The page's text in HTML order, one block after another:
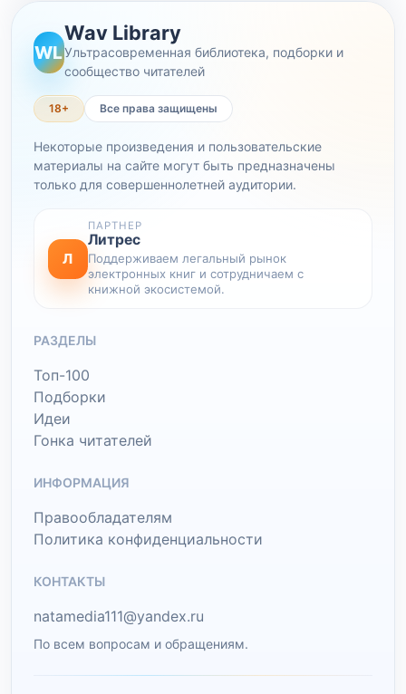
WL
Wav Library
Ультрасовременная библиотека, подборки и
сообщество читателей
18+ Все права защищены
Некоторые произведения и пользовательские
материалы на сайте могут быть предназначены
только для совершеннолетней аудитории.
Л
ПАРТНЕР
Литрес
Поддерживаем легальный рынок
электронных книг и сотрудничаем с
книжной экосистемой.
РАЗДЕЛЫ
Топ-100
Подборки
Идеи
Гонка читателей
ИНФОРМАЦИЯ
Правообладателям
Политика конфиденциальности
КОНТАКТЫ
natamedia111@yandex.ru
По всем вопросам и обращениям.